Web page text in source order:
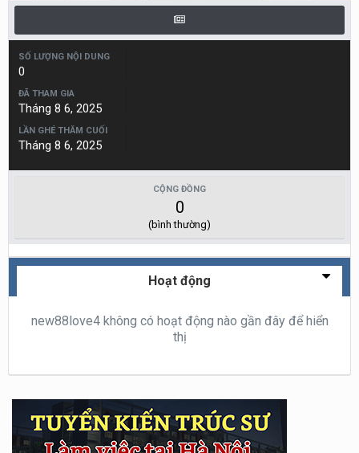
SỐ LƯỢNG NỘI DUNG
0
ĐÃ THAM GIA
Tháng 8 6, 2025
LẦN GHÉ THĂM CUỐI
Tháng 8 6, 2025
CỘNG ĐỒNG
0
(bình thường)
Hoạt động
new88love4 không có hoạt động nào gần đây để hiển
thị